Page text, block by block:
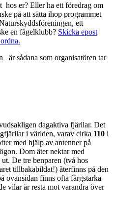
er? Eller ha ett föredrag om
på att sätta ihop programmet
ett
en fågelklubb? Skicka epost
är sådana som organisatören tar
dagaktiva fjärilar. Det
i världen, varav cirka 110 i
med hjälp av antenner på
Dom äter nektar med
De tre benparen (två hos
tillbakabildat!) återfinns på den
ovansidan finns ofta färgstarka
vilar är resta mot varandra över